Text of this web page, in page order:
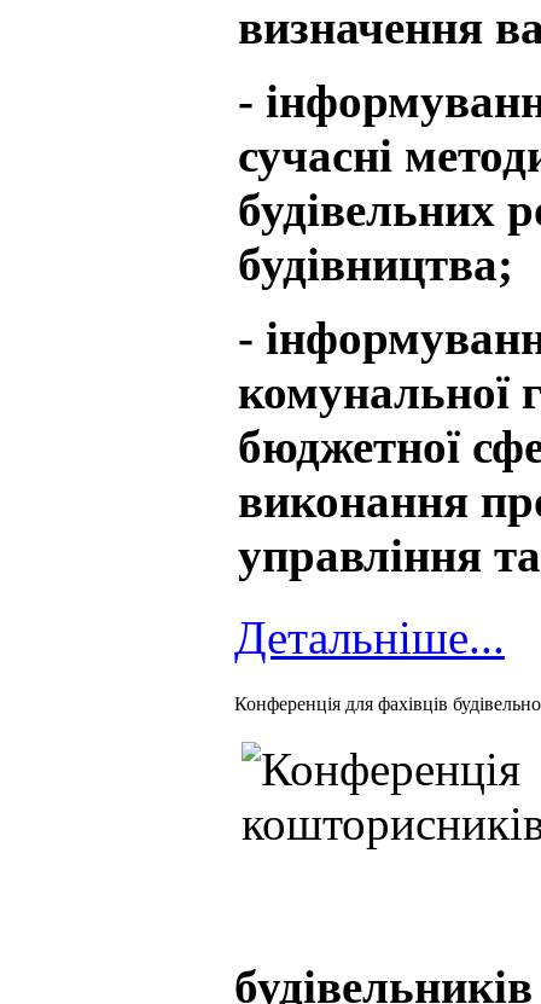
визначення
-
сучасні
будівельних
будівництва;
-
комунальної
бюджетної
виконання
управління
Детальніше...
Конференція для фахівців